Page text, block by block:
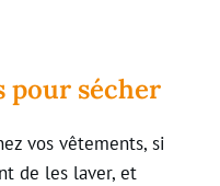
pour sécher
vos vêtements, si
de les laver, et